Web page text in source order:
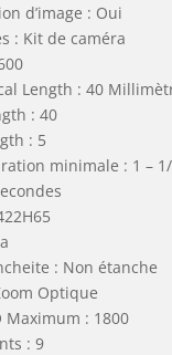
d’image : Oui
: Kit de caméra
Length : 40
: 40
: 5
minimale : 1 –
: Non étanche
Optique
Maximum : 1800
: 9